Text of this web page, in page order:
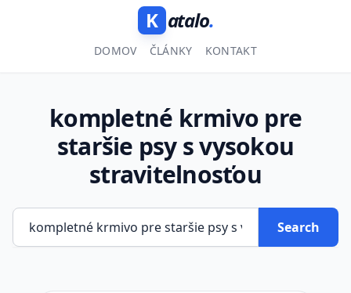
K atalo.
DOMOV ČLÁNKY KONTAKT
kompletné krmivo pre
staršie psy s vysokou
stravitelnosťou
Search